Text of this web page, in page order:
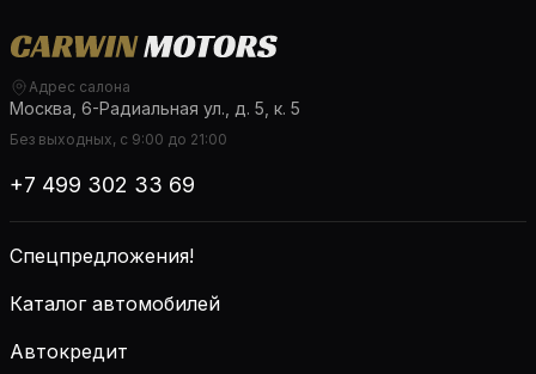
Адрес салона
Москва, 6-Радиальная ул., д. 5, к. 5
Без выходных, с 9:00 до 21:00
+7 499 302 33 69
Спецпредложения!
Каталог автомобилей
Автокредит